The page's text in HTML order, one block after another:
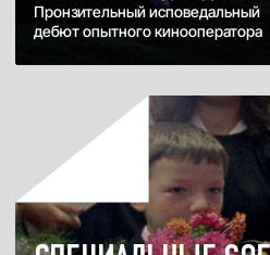
ЧТ, СЕНТЯБРЬ 3, 202619:30
ДАЖЕ ЕСЛИ МЫ —
ОСТРОВА